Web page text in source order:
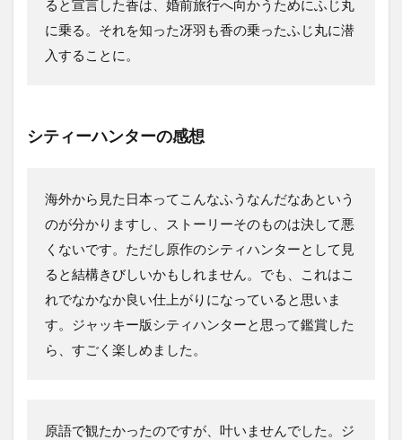
ると宣言した香は、婚前旅行へ向かうためにふじ丸
に乗る。それを知った冴羽も香の乗ったふじ丸に潜
入することに。
シティーハンターの感想
海外から見た日本ってこんなふうなんだなあという
のが分かりますし、ストーリーそのものは決して悪
くないです。ただし原作のシティハンターとして見
ると結構きびしいかもしれません。でも、これはこ
れでなかなか良い仕上がりになっていると思いま
す。ジャッキー版シティハンターと思って鑑賞した
ら、すごく楽しめました。
原語で観たかったのですが、叶いませんでした。ジ